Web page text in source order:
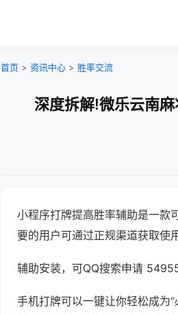
首页 > 资讯中心 > 胜率交流
深度拆解!微乐云南
小程序打牌提高胜率辅助是一款
要的用户可通过正规渠道获取使用
辅助安装，可QQ搜索申请
手机打牌可以一键让你轻松成为